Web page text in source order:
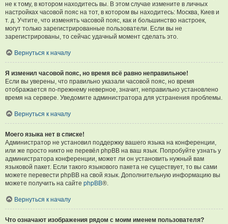
не к тому, в котором находитесь вы. В этом случае измените в личных
настройках часовой пояс на тот, в котором вы находитесь: Москва, Киев и
т. д. Учтите, что изменять часовой пояс, как и большинство настроек,
могут только зарегистрированные пользователи. Если вы не
зарегистрированы, то сейчас удачный момент сделать это.
Вернуться к началу
Я изменил часовой пояс, но время всё равно неправильное!
Если вы уверены, что правильно указали часовой пояс, но время
отображается по-прежнему неверное, значит, неправильно установлено
время на сервере. Уведомите администратора для устранения проблемы.
Вернуться к началу
Моего языка нет в списке!
Администратор не установил поддержку вашего языка на конференции,
или же просто никто не перевёл phpBB на ваш язык. Попробуйте узнать у
администратора конференции, может ли он установить нужный вам
языковой пакет. Если такого языкового пакета не существует, то вы сами
можете перевести phpBB на свой язык. Дополнительную информацию вы
можете получить на сайте phpBB®.
Вернуться к началу
Что означают изображения рядом с моим именем пользователя?